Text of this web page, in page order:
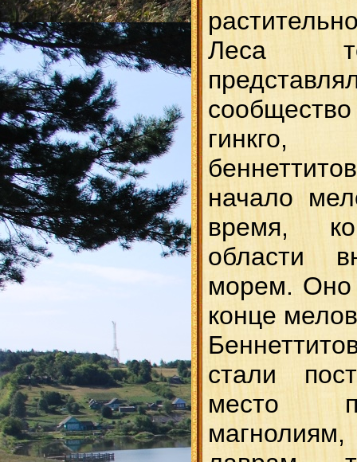
Леса
гинкго,
начало
время,
области
морем. Оно
конце
стали
место